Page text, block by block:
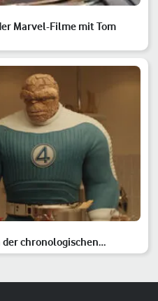
Marvel-Filme mit Tom
der chronologischen